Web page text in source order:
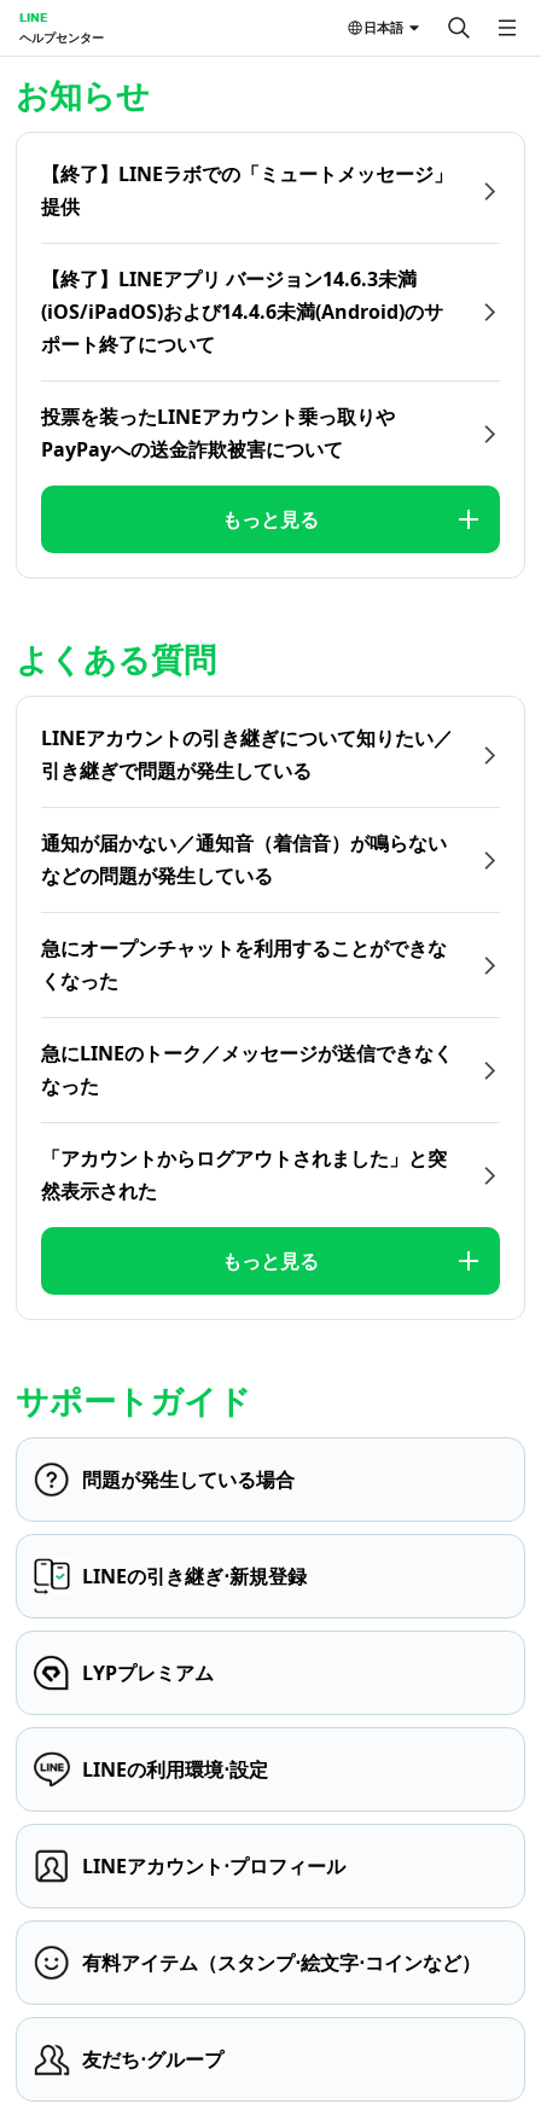
LINE
ヘルプセンター
日本語
お知らせ
【終了】LINEラボでの「ミュートメッセージ」
提供
【終了】LINEアプリ バージョン14.6.3未満
(iOS/iPadOS)および14.4.6未満(Android)のサ
ポート終了について
投票を装ったLINEアカウント乗っ取りや
PayPayへの送金詐欺被害について
もっと見る
よくある質問
LINEアカウントの引き継ぎについて知りたい／
引き継ぎで問題が発生している
通知が届かない／通知音（着信音）が鳴らない
などの問題が発生している
急にオープンチャットを利用することができな
くなった
急にLINEのトーク／メッセージが送信できなく
なった
「アカウントからログアウトされました」と突
然表示された
もっと見る
サポートガイド
問題が発生している場合
LINEの引き継ぎ⋅新規登録
LYPプレミアム
LINEの利用環境⋅設定
LINEアカウント⋅プロフィール
有料アイテム（スタンプ⋅絵文字⋅コインなど）
友だち⋅グループ